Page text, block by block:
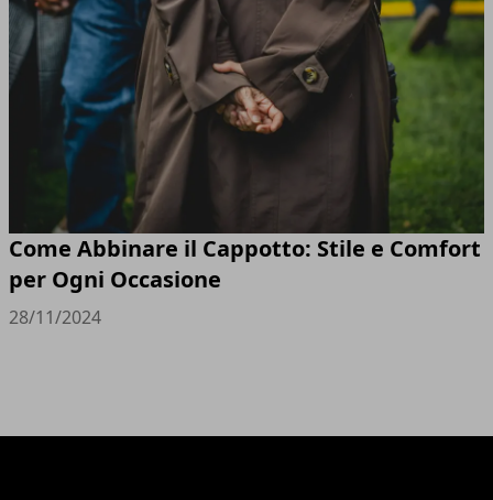
Come Abbinare il Cappotto: Stile e Comfort
per Ogni Occasione
28/11/2024